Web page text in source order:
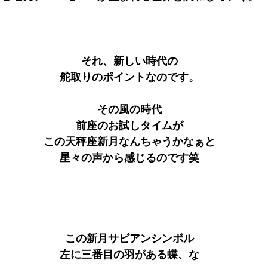
それ、新しい時代の
舵取りのポイントなのです。
その風の時代
前座のお試しタイムが
この天秤座新月なんちゃうかなぁと
星々の声から感じるのです笑
この新月サビアンシンボル
左に三番目の羽がある蝶、な